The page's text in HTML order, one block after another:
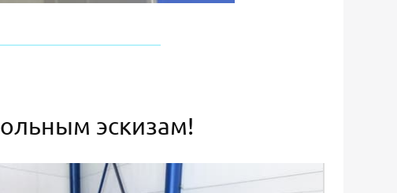
эскизам!